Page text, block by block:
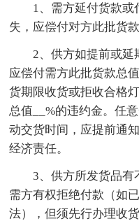
1、需方延付货款或
失，应偿付对方此批货
2、供方如提前或
应偿付需方此批货款总
货期限收货或拒收合格
总值__%的违约金。任
动交货时间，应提前通
经济责任。
3、供方所发货品有
需方有权拒绝付款（如
法），但须先行办理收